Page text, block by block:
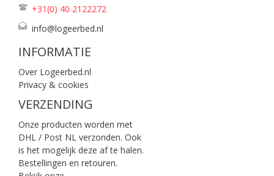
+31(0) 40 2122272
info@logeerbed.nl
INFORMATIE
Over Logeerbed.nl
Privacy & cookies
VERZENDING
Onze producten worden met
DHL / Post NL verzonden. Ook
is het mogelijk deze af te halen.
Bestellingen en retouren.